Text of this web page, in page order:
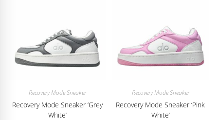
Recovery Mode Sneaker
Recovery Mode Sneaker ‘Grey
White’
Recovery Mode Sneaker
Recovery Mode Sneaker ‘Pink
White’